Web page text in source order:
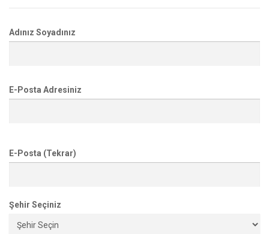
Adınız Soyadınız
E-Posta Adresiniz
E-Posta (Tekrar)
Şehir Seçiniz